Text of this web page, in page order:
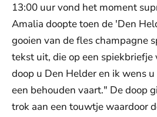
13:00 uur vond het moment
Amalia doopte toen de 'Den
gooien van de fles champagne
tekst uit, die op een spiekbriefje
doop u Den Helder en ik wens
een behouden vaart." De doop
trok aan een touwtje waardoor